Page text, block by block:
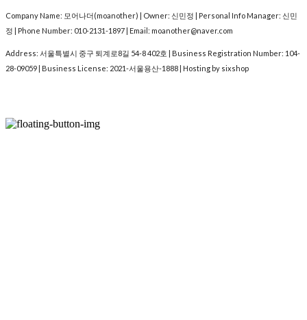
Company Name: 모어나더(moanother) | Owner: 신민정 | Personal Info Manager: 신민
정 | Phone Number: 010-2131-1897 | Email: moanother@naver.com
Address: 서울특별시 중구 퇴계로8길 54-8 402호 | Business Registration Number: 104-
28-09059 | Business License: 2021-서울용산-1888 | Hosting by sixshop